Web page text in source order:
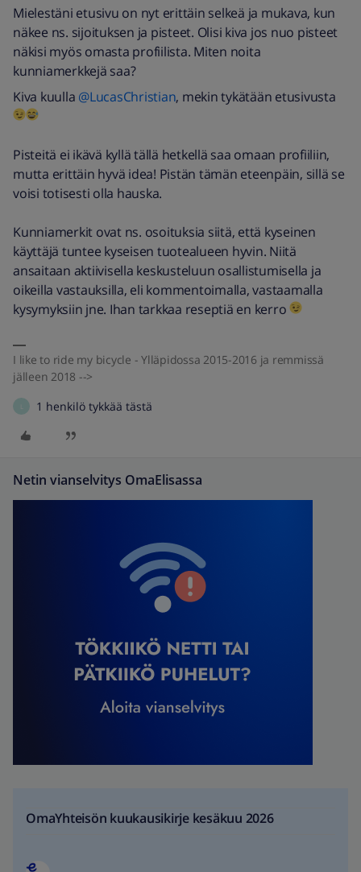
Mielestäni etusivu on nyt erittäin selkeä ja mukava, kun
näkee ns. sijoituksen ja pisteet. Olisi kiva jos nuo pisteet
näkisi myös omasta profiilista. Miten noita
kunniamerkkejä saa?
Kiva kuulla @LucasChristian, mekin tykätään etusivusta
Pisteitä ei ikävä kyllä tällä hetkellä saa omaan profiiliin,
mutta erittäin hyvä idea! Pistän tämän eteenpäin, sillä se
voisi totisesti olla hauska.
Kunniamerkit ovat ns. osoituksia siitä, että kyseinen
käyttäjä tuntee kyseisen tuotealueen hyvin. Niitä
ansaitaan aktiivisella keskusteluun osallistumisella ja
oikeilla vastauksilla, eli kommentoimalla, vastaamalla
kysymyksiin jne. Ihan tarkkaa reseptiä en kerro
I like to ride my bicycle - Ylläpidossa 2015-2016 ja remmissä
jälleen 2018 -->
1 henkilö tykkää tästä
Netin vianselvitys OmaElisassa
OmaYhteisön kuukausikirje kesäkuu 2026